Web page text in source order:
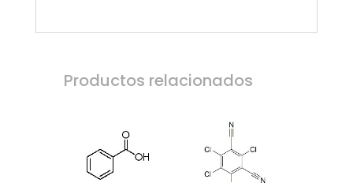
Productos relacionados